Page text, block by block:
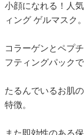
小顔になれる！人
ィング ゲルマスク。
コラーゲンとペプ
フティングパックで
たるんでいるお肌
特徴。